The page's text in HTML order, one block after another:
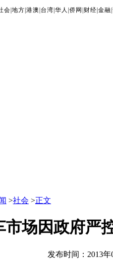
会 |地方 |港澳 台湾 |华人 |侨网 财经 |金融 |
>社会 >正文
市场因政府严
发布时间：2013年